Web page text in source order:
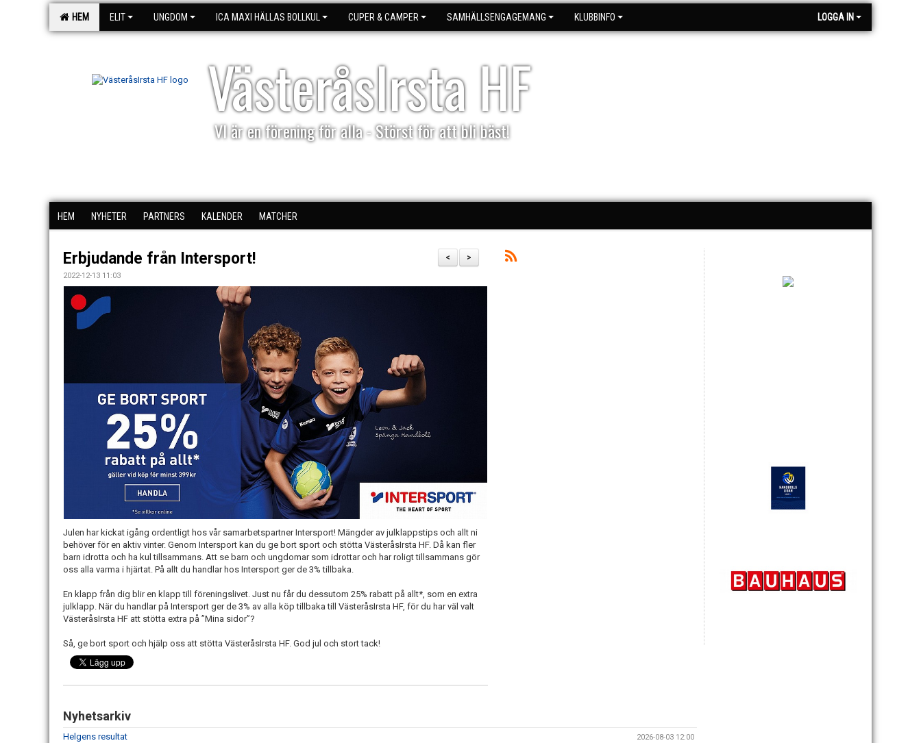
HEM ELIT UNGDOM ICA MAXI HÄLLAS BOLLKUL CUPER & CAMPER SAMHÄLLSENGAGEMANG KLUBBINFO LOGGA IN
VästeråsIrsta HF
VI är en förening för alla - Störst för att bli bäst!
HEM NYHETER PARTNERS KALENDER MATCHER
>
<
Erbjudande från Intersport!
2022-12-13 11:03
Julen har kickat igång ordentligt hos vår samarbetspartner Intersport! Mängder av julklappstips och allt ni
behöver för en aktiv vinter. Genom Intersport kan du ge bort sport och stötta VästeråsIrsta HF. Då kan fler
barn idrotta och ha kul tillsammans. Att se barn och ungdomar som idrottar och har roligt tillsammans gör
oss alla varma i hjärtat. På allt du handlar hos Intersport ger de 3% tillbaka.
En klapp från dig blir en klapp till föreningslivet. Just nu får du dessutom 25% rabatt på allt*, som en extra
julklapp. När du handlar på Intersport ger de 3% av alla köp tillbaka till VästeråsIrsta HF, för du har väl valt
VästeråsIrsta HF att stötta extra på ”Mina sidor”?
Så, ge bort sport och hjälp oss att stötta VästeråsIrsta HF. God jul och stort tack!
Nyhetsarkiv
Helgens resultat 2026-08-03 12:00